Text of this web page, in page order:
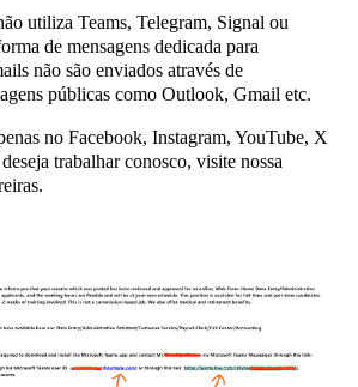
utiliza Teams, Telegram, Signal ou
de mensagens dedicada para
não são enviados através de
públicas como Outlook, Gmail etc.
no Facebook, Instagram, YouTube, X
trabalhar conosco, visite nossa